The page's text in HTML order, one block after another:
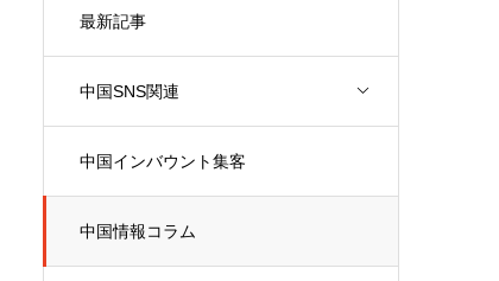
最新記事
中国SNS関連
中国インバウント集客
中国情報コラム